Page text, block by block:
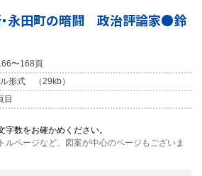
永田町の暗闘 政治評論家●鈴
〜168頁
形式 （29kb）
目
数をお確かめください。
ルページなど、図案が中心のページもございま